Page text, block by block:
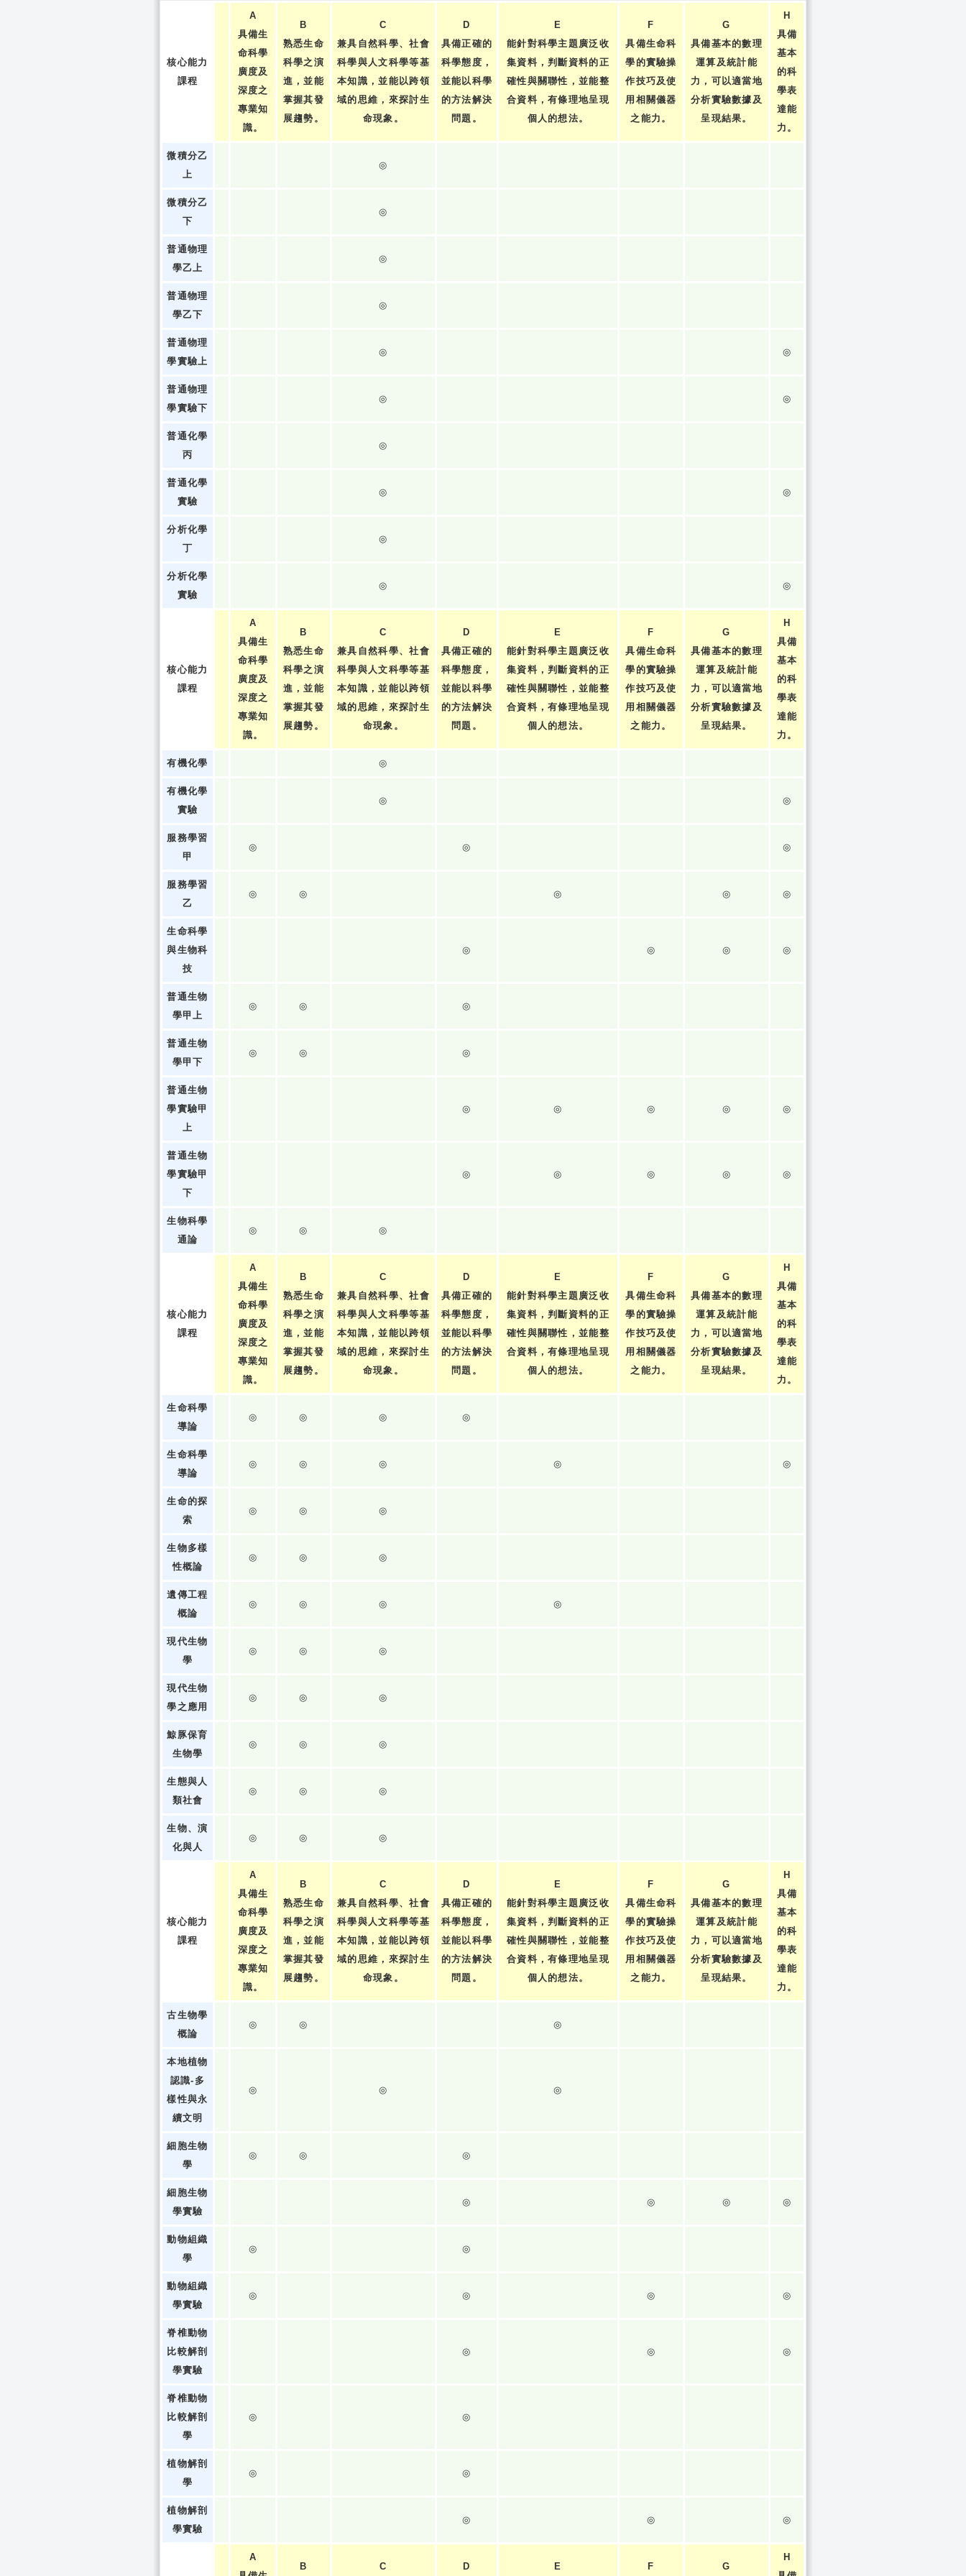
核心能力
課程
A
具備生
命科學
廣度及
深度之
專業知
識。
B
熟悉生命
科學之演
進，並能
掌握其發
展趨勢。
C
兼具自然科學、社會
科學與人文科學等基
本知識，並能以跨領
域的思維，來探討生
命現象。
D
具備正確的
科學態度，
並能以科學
的方法解決
問題。
E
能針對科學主題廣泛收
集資料，判斷資料的正
確性與關聯性，並能整
合資料，有條理地呈現
個人的想法。
F
具備生命科
學的實驗操
作技巧及使
用相關儀器
之能力。
G
具備基本的數理
運算及統計能
力，可以適當地
分析實驗數據及
呈現結果。
H
具備
基本
的科
學表
達能
力。
微積分乙
上
◎
微積分乙
下
◎
普通物理
學乙上
◎
普通物理
學乙下
◎
普通物理
學實驗上
◎ ◎
普通物理
學實驗下
◎ ◎
普通化學
丙
◎
普通化學
實驗
◎ ◎
分析化學
丁
◎
分析化學
實驗
◎ ◎
核心能力
課程
A
具備生
命科學
廣度及
深度之
專業知
識。
B
熟悉生命
科學之演
進，並能
掌握其發
展趨勢。
C
兼具自然科學、社會
科學與人文科學等基
本知識，並能以跨領
域的思維，來探討生
命現象。
D
具備正確的
科學態度，
並能以科學
的方法解決
問題。
E
能針對科學主題廣泛收
集資料，判斷資料的正
確性與關聯性，並能整
合資料，有條理地呈現
個人的想法。
F
具備生命科
學的實驗操
作技巧及使
用相關儀器
之能力。
G
具備基本的數理
運算及統計能
力，可以適當地
分析實驗數據及
呈現結果。
H
具備
基本
的科
學表
達能
力。
有機化學 ◎
有機化學
實驗
◎ ◎
服務學習
甲
◎ ◎ ◎
服務學習
乙
◎ ◎ ◎ ◎ ◎
生命科學
與生物科
技
◎ ◎ ◎ ◎
普通生物
學甲上
◎ ◎ ◎
普通生物
學甲下
◎ ◎ ◎
普通生物
學實驗甲
上
◎ ◎ ◎ ◎ ◎
普通生物
學實驗甲
下
◎ ◎ ◎ ◎ ◎
生物科學
通論
◎ ◎ ◎
核心能力
課程
A
具備生
命科學
廣度及
深度之
專業知
識。
B
熟悉生命
科學之演
進，並能
掌握其發
展趨勢。
C
兼具自然科學、社會
科學與人文科學等基
本知識，並能以跨領
域的思維，來探討生
命現象。
D
具備正確的
科學態度，
並能以科學
的方法解決
問題。
E
能針對科學主題廣泛收
集資料，判斷資料的正
確性與關聯性，並能整
合資料，有條理地呈現
個人的想法。
F
具備生命科
學的實驗操
作技巧及使
用相關儀器
之能力。
G
具備基本的數理
運算及統計能
力，可以適當地
分析實驗數據及
呈現結果。
H
具備
基本
的科
學表
達能
力。
生命科學
導論
◎ ◎ ◎ ◎
生命科學
導論
◎ ◎ ◎ ◎ ◎
生命的探
索
◎ ◎ ◎
生物多樣
性概論
◎ ◎ ◎
遺傳工程
概論
◎ ◎ ◎ ◎
現代生物
學
◎ ◎ ◎
現代生物
學之應用
◎ ◎ ◎
鯨豚保育
生物學
◎ ◎ ◎
生態與人
類社會
◎ ◎ ◎
生物、演
化與人
◎ ◎ ◎
核心能力
課程
A
具備生
命科學
廣度及
深度之
專業知
識。
B
熟悉生命
科學之演
進，並能
掌握其發
展趨勢。
C
兼具自然科學、社會
科學與人文科學等基
本知識，並能以跨領
域的思維，來探討生
命現象。
D
具備正確的
科學態度，
並能以科學
的方法解決
問題。
E
能針對科學主題廣泛收
集資料，判斷資料的正
確性與關聯性，並能整
合資料，有條理地呈現
個人的想法。
F
具備生命科
學的實驗操
作技巧及使
用相關儀器
之能力。
G
具備基本的數理
運算及統計能
力，可以適當地
分析實驗數據及
呈現結果。
H
具備
基本
的科
學表
達能
力。
古生物學
概論
◎ ◎ ◎
本地植物
認識-多
樣性與永
續文明
◎ ◎ ◎
細胞生物
學
◎ ◎ ◎
細胞生物
學實驗
◎ ◎ ◎ ◎
動物組織
學
◎ ◎
動物組織
學實驗
◎ ◎ ◎ ◎
脊椎動物
比較解剖
學實驗
◎ ◎ ◎
脊椎動物
比較解剖
學
◎ ◎
植物解剖
學
◎ ◎
植物解剖
學實驗
◎ ◎ ◎
A
B C D E F G
H